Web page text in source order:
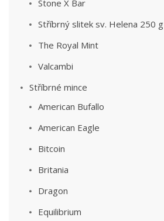
Stone X Bar
Stříbrný slitek sv. Helena 250 g
The Royal Mint
Valcambi
Stříbrné mince
American Bufallo
American Eagle
Bitcoin
Britania
Dragon
Equilibrium